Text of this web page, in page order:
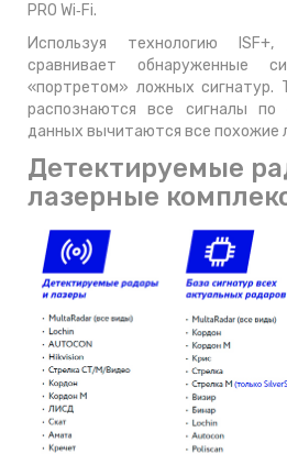
PRO Wi‑Fi.
Используя технологию ISF+,
сравнивает обнаруженные
«портретом» ложных сигнатур.
распознаются все сигналы
данных вычитаются все похожие
Детектируемые
лазерные